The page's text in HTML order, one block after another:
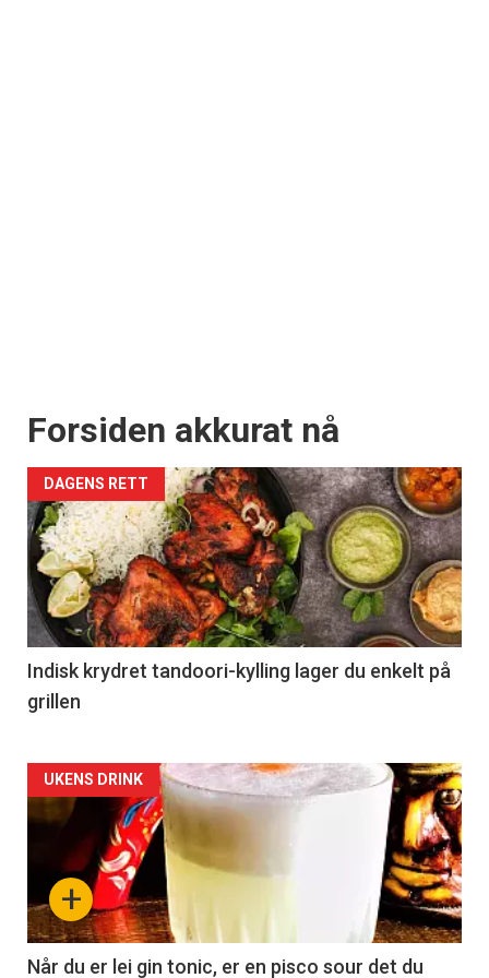
Forsiden akkurat nå
DAGENS RETT
Indisk krydret tandoori-kylling lager du enkelt på
grillen
Forsiden
akkurat
nå
-
2
+
UKENS DRINK
Når du er lei gin tonic, er en pisco sour det du